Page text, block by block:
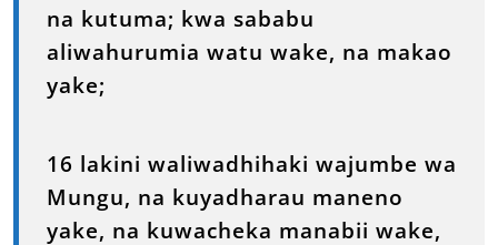
na kutuma; kwa sababu
aliwahurumia watu wake, na makao
yake;
16 lakini waliwadhihaki wajumbe wa
Mungu, na kuyadharau maneno
yake, na kuwacheka manabii wake,